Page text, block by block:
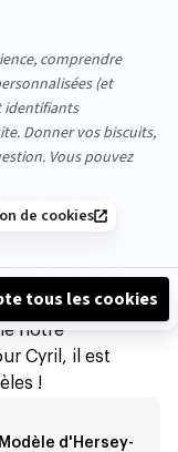
managers
vers “le
fort
et explique
employé.e.s à
par les pousser
avec leur
les entreprises
notre
Cyril, il est
!
d'Hersey-